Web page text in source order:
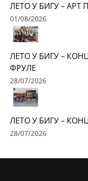
ЛЕТО У БИГУ – АРТ
01/08/2026
ЛЕТО У БИГУ –
ФРУЛЕ
28/07/2026
ЛЕТО У БИГУ –
28/07/2026